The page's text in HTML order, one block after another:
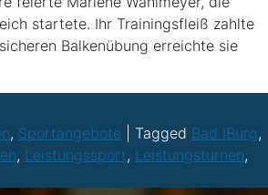
startete. Ihr Trainingsfleiß zahlte
Balkenübung erreichte sie
, Sportangebote Tagged Bad IBurg,
, Leistungssport, Leistungsturnen,